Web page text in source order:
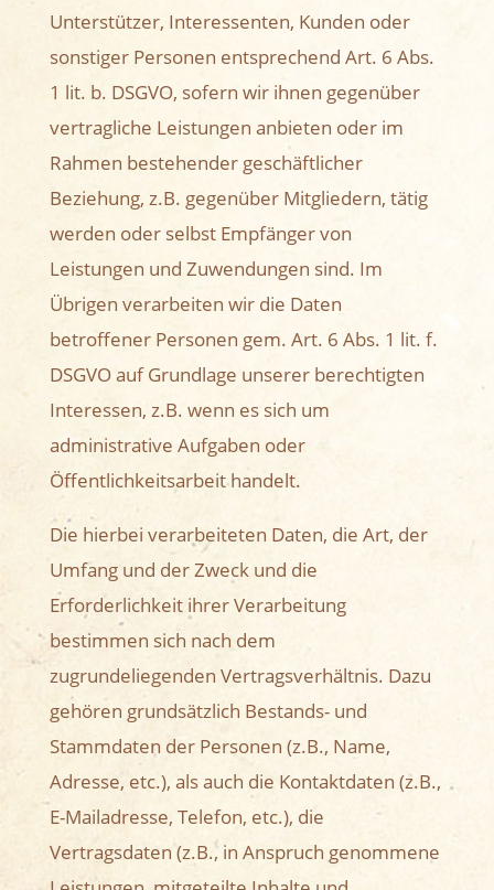
Unterstützer, Interessenten, Kunden oder
sonstiger Personen entsprechend Art. 6 Abs.
1 lit. b. DSGVO, sofern wir ihnen gegenüber
vertragliche Leistungen anbieten oder im
Rahmen bestehender geschäftlicher
Beziehung, z.B. gegenüber Mitgliedern, tätig
werden oder selbst Empfänger von
Leistungen und Zuwendungen sind. Im
Übrigen verarbeiten wir die Daten
betroffener Personen gem. Art. 6 Abs. 1 lit. f.
DSGVO auf Grundlage unserer berechtigten
Interessen, z.B. wenn es sich um
administrative Aufgaben oder
Öffentlichkeitsarbeit handelt.
Die hierbei verarbeiteten Daten, die Art, der
Umfang und der Zweck und die
Erforderlichkeit ihrer Verarbeitung
bestimmen sich nach dem
zugrundeliegenden Vertragsverhältnis. Dazu
gehören grundsätzlich Bestands- und
Stammdaten der Personen (z.B., Name,
Adresse, etc.), als auch die Kontaktdaten (z.B.,
E-Mailadresse, Telefon, etc.), die
Vertragsdaten (z.B., in Anspruch genommene